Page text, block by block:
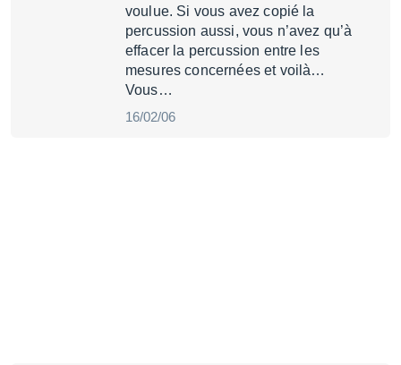
voulue. Si vous avez copié la
percussion aussi, vous n’avez qu’à
effacer la percussion entre les
mesures concernées et voilà…
Vous…
16/02/06